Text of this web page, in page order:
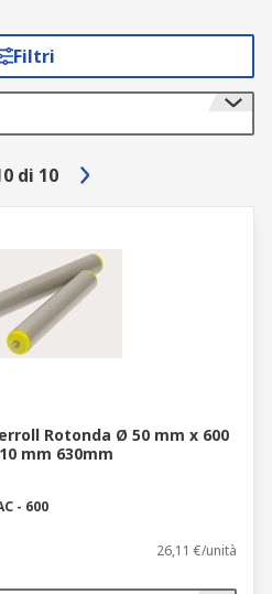
Filtri
di 10
Rotonda Ø 50 mm x 600
mm 630mm
- 600
26,11 €/unità